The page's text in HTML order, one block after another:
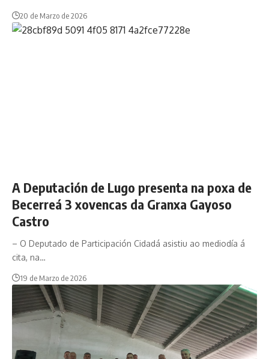
20 de Marzo de 2026
A Deputación de Lugo presenta na poxa de
Becerreá 3 xovencas da Granxa Gayoso
Castro
– O Deputado de Participación Cidadá asistiu ao mediodía á
cita, na…
19 de Marzo de 2026